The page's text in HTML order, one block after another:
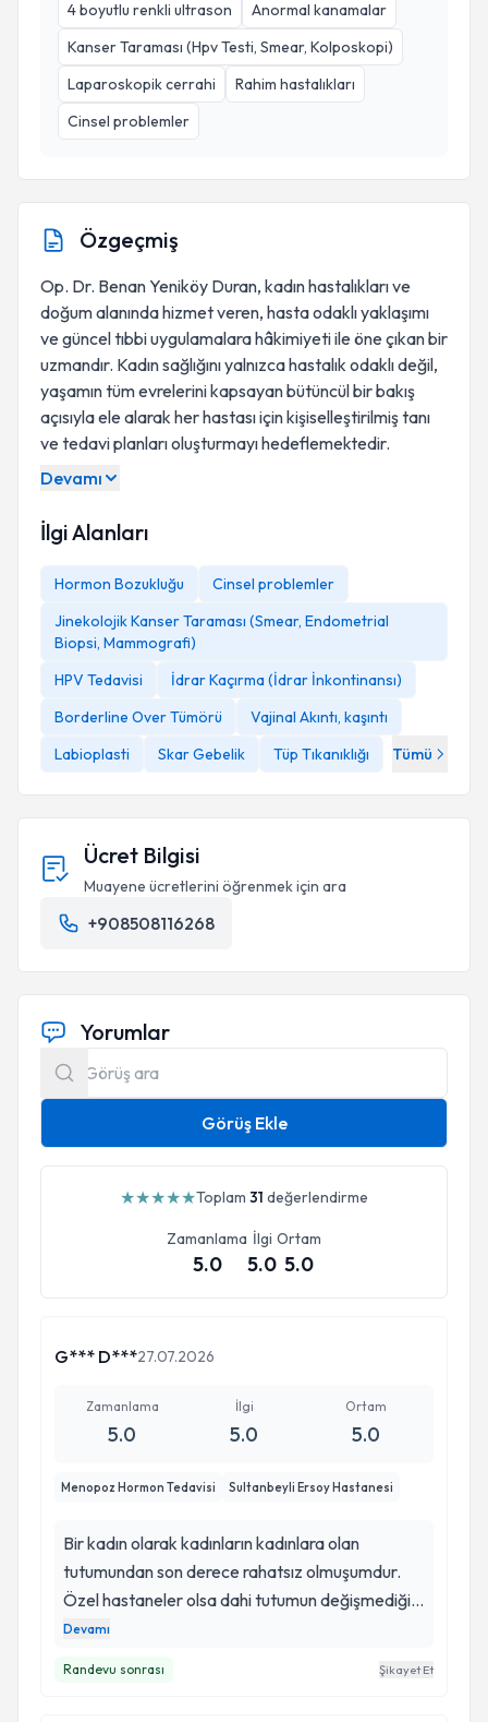
4 boyutlu renkli ultrason
Anormal kanamalar
Kanser Taraması (Hpv Testi, Smear, Kolposkopi)
Laparoskopik cerrahi
Rahim hastalıkları
Cinsel problemler
Özgeçmiş
Op. Dr. Benan Yeniköy Duran, kadın hastalıkları ve
doğum alanında hizmet veren, hasta odaklı yaklaşımı
ve güncel tıbbi uygulamalara hâkimiyeti ile öne çıkan bir
uzmandır. Kadın sağlığını yalnızca hastalık odaklı değil,
yaşamın tüm evrelerini kapsayan bütüncül bir bakış
açısıyla ele alarak her hastası için kişiselleştirilmiş tanı
ve tedavi planları oluşturmayı hedeflemektedir.
Devamı
İlgi Alanları
Hormon Bozukluğu
Cinsel problemler
Jinekolojik Kanser Taraması (Smear, Endometrial
Biopsi, Mammografi)
HPV Tedavisi
İdrar Kaçırma (İdrar İnkontinansı)
Borderline Over Tümörü
Vajinal Akıntı, kaşıntı
Labioplasti
Skar Gebelik Tüp Tıkanıklığı Tümü
Ücret Bilgisi
Muayene ücretlerini öğrenmek için ara
+908508116268
Yorumlar
Görüş Ekle
★★★★★Toplam 31 değerlendirme
Zamanlama
5.0
İlgi
5.0
Ortam
5.0
G*** D***27.07.2026
Zamanlama
5.0
İlgi
5.0
Ortam
5.0
Menopoz Hormon Tedavisi Sultanbeyli Ersoy Hastanesi
Bir kadın olarak kadınların kadınlara olan
tutumundan son derece rahatsız olmuşumdur.
Özel hastaneler olsa dahi tutumun değişmediği
oluyor. Benan hocam genç pırıl pırıl çok
Devamı
Randevu sonrası Şikayet Et